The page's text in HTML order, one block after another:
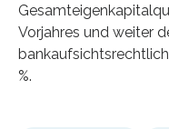
Vorjahres und weiter
%.